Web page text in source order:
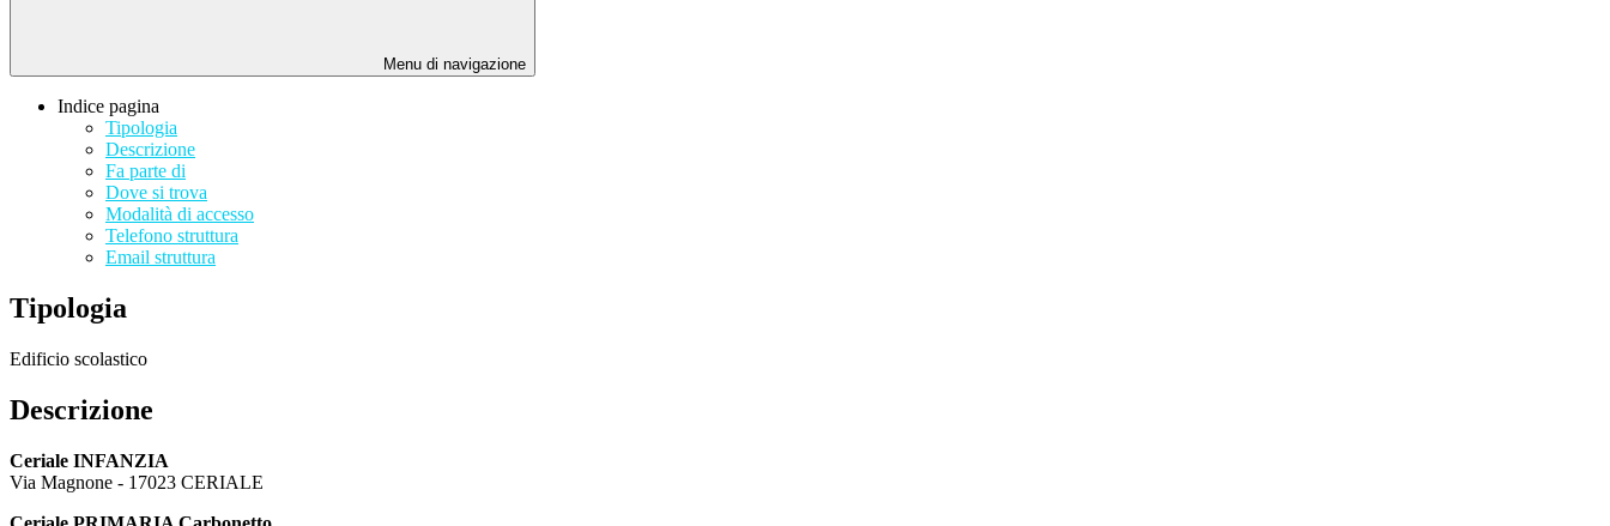
Menu di navigazione
Indice pagina
Tipologia
Descrizione
Fa parte di
Dove si trova
Modalità di accesso
Telefono struttura
Email struttura
Tipologia
Edificio scolastico
Descrizione
Ceriale INFANZIA
Via Magnone - 17023 CERIALE